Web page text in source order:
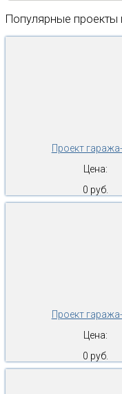
Популярные проекты
Проект
Цена:
0 руб.
Проект
Цена:
0 руб.